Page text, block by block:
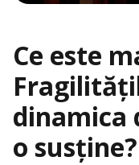
Ce este
dinamica
o susține?